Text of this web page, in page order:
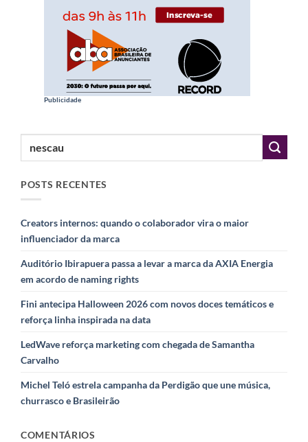
Publicidade
POSTS RECENTES
Creators internos: quando o colaborador vira o maior
influenciador da marca
Auditório Ibirapuera passa a levar a marca da AXIA Energia
em acordo de naming rights
Fini antecipa Halloween 2026 com novos doces temáticos e
reforça linha inspirada na data
LedWave reforça marketing com chegada de Samantha
Carvalho
Michel Teló estrela campanha da Perdigão que une música,
churrasco e Brasileirão
COMENTÁRIOS